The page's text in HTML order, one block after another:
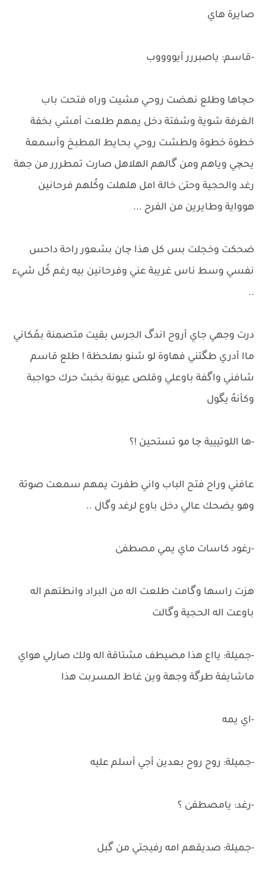
صايرة هاي
-قاسم: ياصبررر أيووووب
حچاها وطلع نهضت روحي مشيت وراه فتحت باب
الغرفة شوية وشفتة دخل يمهم طلعت أمشي بخفة
خطوة خطوة ولطشت روحي بحايط المطبخ وأسمعة
يحچي وياهم ومن گالهم الهلاهل صارت تمطررر من جهة
رغد والحجية وحتىٰ خالة امل هلهلت وكُلهم فرحانين
هوواية وطايرين من الفرح ...
ضحكت وخجلت بس كل هذا چان بشعور راحة داحس
نفسي وسط ناس غريبة عني وفرحانين بيه رغم كُل شيء
..
درت وجهي جاي أروح اندگ الجرس بقيت متصمنة بمُكاني
ماا أدري طگتني فهاوة لو شنو بهلحظة ! طلع قاسم
شافني واگفة باوعلي وقلص عيونة بخبث حرك حواجبة
وكأنهُ يگول
-ها اللوتييية چا مو تستحين !؟
عافني وراح فتح الباب واني طفرت يمهم سمعت صوتة
وهو يضحك عالي دخل باوع لرغد وگال ..
-رغود كاسات ماي يمي مصطفىٰ
هزت راسها وگامت طلعت اله من البراد وانطتهم اله
باوعت اله الحجية وگالت
-جميلة: يااع هذا مصيطف مشتاقة اله ولك صارلي هواي
ماشايفة طرگة وجهة وين غاط المسربت هذا
-اي يمه
-جميلة: روح روح بعدين أجي أسلم عليه
-رغد: يامصطفىٰ ؟
-جميلة: صديقهم امه رفيجتي من گبل